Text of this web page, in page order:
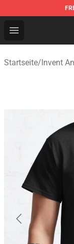
Open menu
Invent
Startseite/Invent